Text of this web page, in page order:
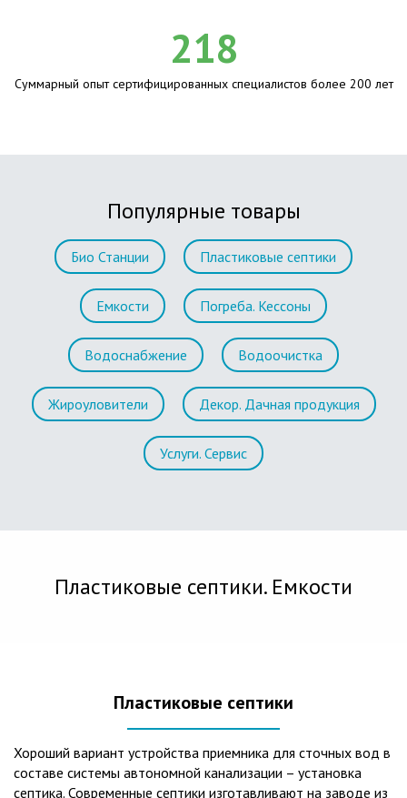
218
Суммарный опыт сертифицированных специалистов более 200 лет
Популярные товары
Био Станции Пластиковые септики
Емкости Погреба. Кессоны
Водоснабжение Водоочистка
Жироуловители Декор. Дачная продукция
Услуги. Сервис
Пластиковые септики. Емкости
Пластиковые септики
Хороший вариант устройства приемника для сточных вод в
составе системы автономной канализации – установка
септика. Современные септики изготавливают на заводе из